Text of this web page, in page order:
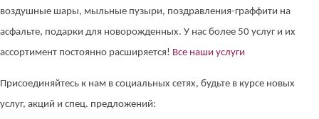
воздушные шары, мыльные пузыри, поздравления-граффити на
асфальте, подарки для новорожденных. У нас более 50 услуг и их
ассортимент постоянно расширяется! Все наши услуги
Присоединяйтесь к нам в социальных сетях, будьте в курсе новых
услуг, акций и спец. предложений: